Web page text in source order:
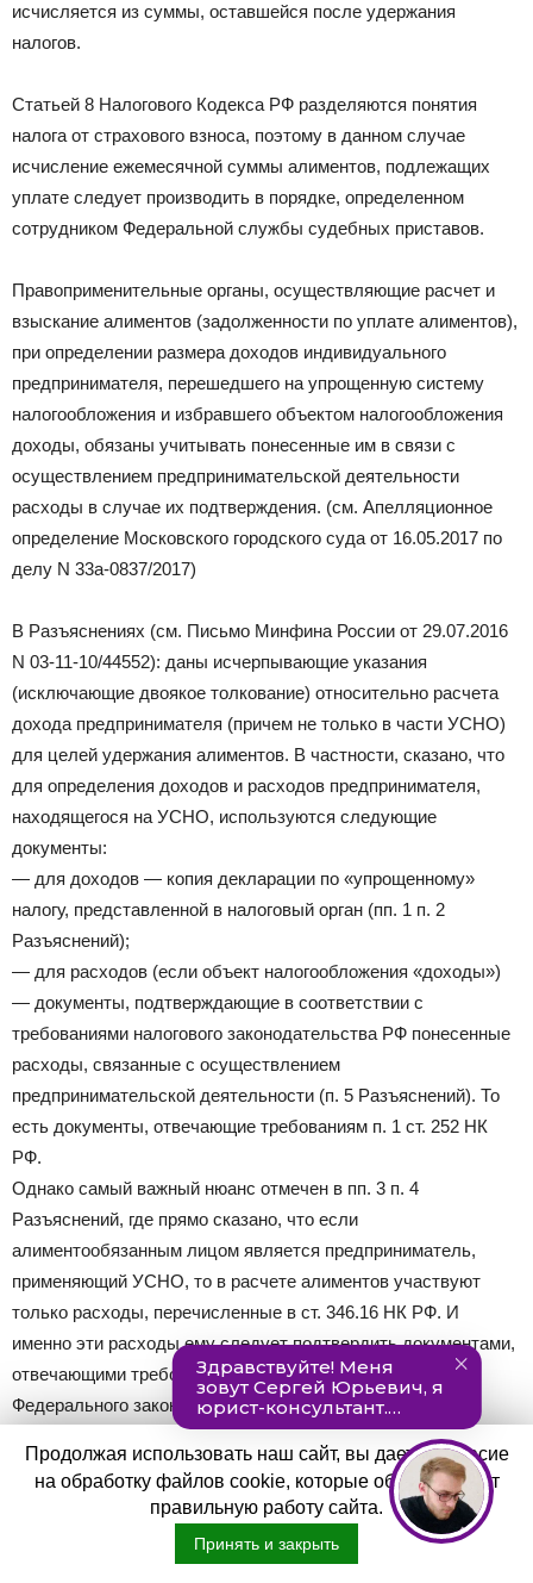
исчисляется из суммы, оставшейся после удержания
налогов.
Статьей 8 Налогового Кодекса РФ разделяются понятия
налога от страхового взноса, поэтому в данном случае
исчисление ежемесячной суммы алиментов, подлежащих
уплате следует производить в порядке, определенном
сотрудником Федеральной службы судебных приставов.
Правоприменительные органы, осуществляющие расчет и
взыскание алиментов (задолженности по уплате алиментов),
при определении размера доходов индивидуального
предпринимателя, перешедшего на упрощенную систему
налогообложения и избравшего объектом налогообложения
доходы, обязаны учитывать понесенные им в связи с
осуществлением предпринимательской деятельности
расходы в случае их подтверждения. (см. Апелляционное
определение Московского городского суда от 16.05.2017 по
делу N 33а-0837/2017)
В Разъяснениях (см. Письмо Минфина России от 29.07.2016
N 03-11-10/44552): даны исчерпывающие указания
(исключающие двоякое толкование) относительно расчета
дохода предпринимателя (причем не только в части УСНО)
для целей удержания алиментов. В частности, сказано, что
для определения доходов и расходов предпринимателя,
находящегося на УСНО, используются следующие
документы:
— для доходов — копия декларации по «упрощенному»
налогу, представленной в налоговый орган (пп. 1 п. 2
Разъяснений);
— для расходов (если объект налогообложения «доходы»)
— документы, подтверждающие в соответствии с
требованиями налогового законодательства РФ понесенные
расходы, связанные с осуществлением
предпринимательской деятельности (п. 5 Разъяснений). То
есть документы, отвечающие требованиям п. 1 ст. 252 НК
РФ.
Однако самый важный нюанс отмечен в пп. 3 п. 4
Разъяснений, где прямо сказано, что если
алиментообязанным лицом является предприниматель,
применяющий УСНО, то в расчете алиментов участвуют
только расходы, перечисленные в ст. 346.16 НК РФ. И
именно эти расходы ему следует подтвердить документами,
отвечающими требованиям п. 1 ст. 252 НК РФ и
Федерального закона N 402-ФЗ.
Как не ошибиться при расчете и
удержании алиментов
Продолжая использовать наш сайт, вы даете согласие
на обработку файлов cookie, которые обеспечивают
правильную работу сайта.
Принять и закрыть